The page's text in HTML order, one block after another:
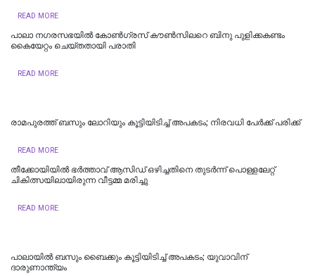
READ MORE
പാലാ നഗരസഭയില്‍ കോൺഗ്രസ് കൗൺസിലറെ ബിനു പുളിക്കകണ്ടം
കൈയേറ്റം ചെയ്തതായി പരാതി
READ MORE
രാമപുരത്ത് ബസും ലോറിയും കൂട്ടിയിടിച്ച് അപകടം; നിരവധി പേർക്ക് പരിക്ക്
READ MORE
തീക്കോയിയിൽ ഭർത്താവ് ആസിഡ് ഒഴിച്ചതിനെ തുടർന്ന് പൊള്ളലേറ്റ്
ചികിത്സയിലായിരുന്ന വീട്ടമ്മ മരിച്ചു
READ MORE
പാലായില്‍ ബസും ബൈക്കും കൂട്ടിയിടിച്ച് അപകടം; യുവാവിന്
ദാരുണാന്ത്യം